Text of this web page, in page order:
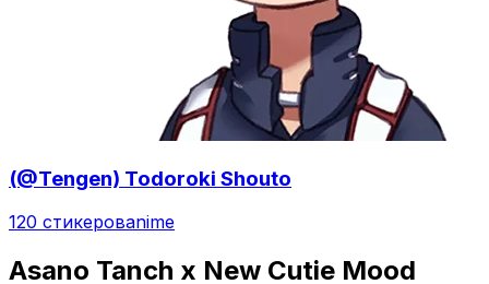
(@Tengen) Todoroki Shouto
120 стикеровanime
Asano Tanch x New Cutie Mood